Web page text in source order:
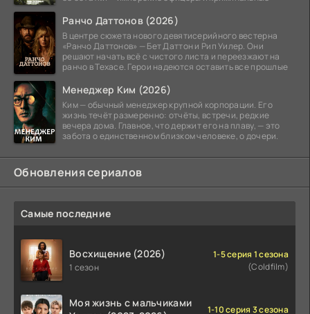
Ранчо Даттонов (2026)
В центре сюжета нового девятисерийного вестерна
«Ранчо Даттонов» — Бет Даттон и Рип Уилер. Они
решают начать всё с чистого листа и переезжают на
ранчо в Техасе. Герои надеются оставить все прошлые
Менеджер Ким (2026)
Ким — обычный менеджер крупной корпорации. Его
жизнь течёт размеренно: отчёты, встречи, редкие
вечера дома. Главное, что держит его на плаву, — это
забота о единственном близком человеке, о дочери.
Обновления сериалов
Самые последние
Восхищение (2026)
1 сезон
1-5 серия 1 сезона
(Coldfilm)
Моя жизнь с мальчиками
1-10 серия 3 сезона